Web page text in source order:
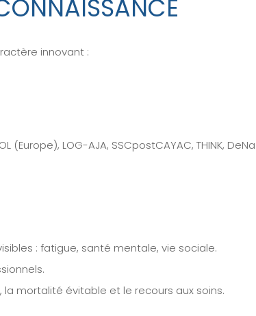
innovant :
LOG-AJA, SSCpostCAYAC, THINK,
: fatigue, santé mentale, vie sociale.
mortalité évitable et le recours aux soins.